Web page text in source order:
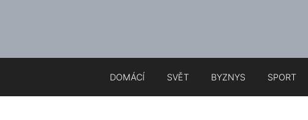
DOMÁCÍ SVĚT BYZNYS SPORT